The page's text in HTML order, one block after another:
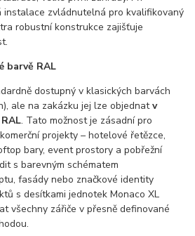
instalace zvládnutelná pro kvalifikovaný
robustní konstrukce zajišťuje
barvě RAL
dostupný v klasických barvách
ale na zakázku jej lze objednatv
. Tato možnost je zásadní pro
projekty – hotelové řetězce,
bary, event prostory a pobřežní
s barevným schématem
fasády nebo značkové identity
s desítkami jednotek Monaco XL
všechny zářiče v přesně definované